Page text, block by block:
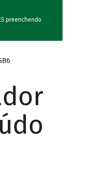
preenchendo